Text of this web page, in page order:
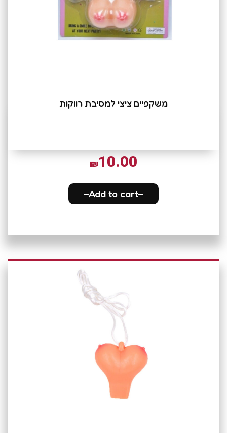
משקפיים ציצי למסיבת רווקות
₪10.00
Add to cart